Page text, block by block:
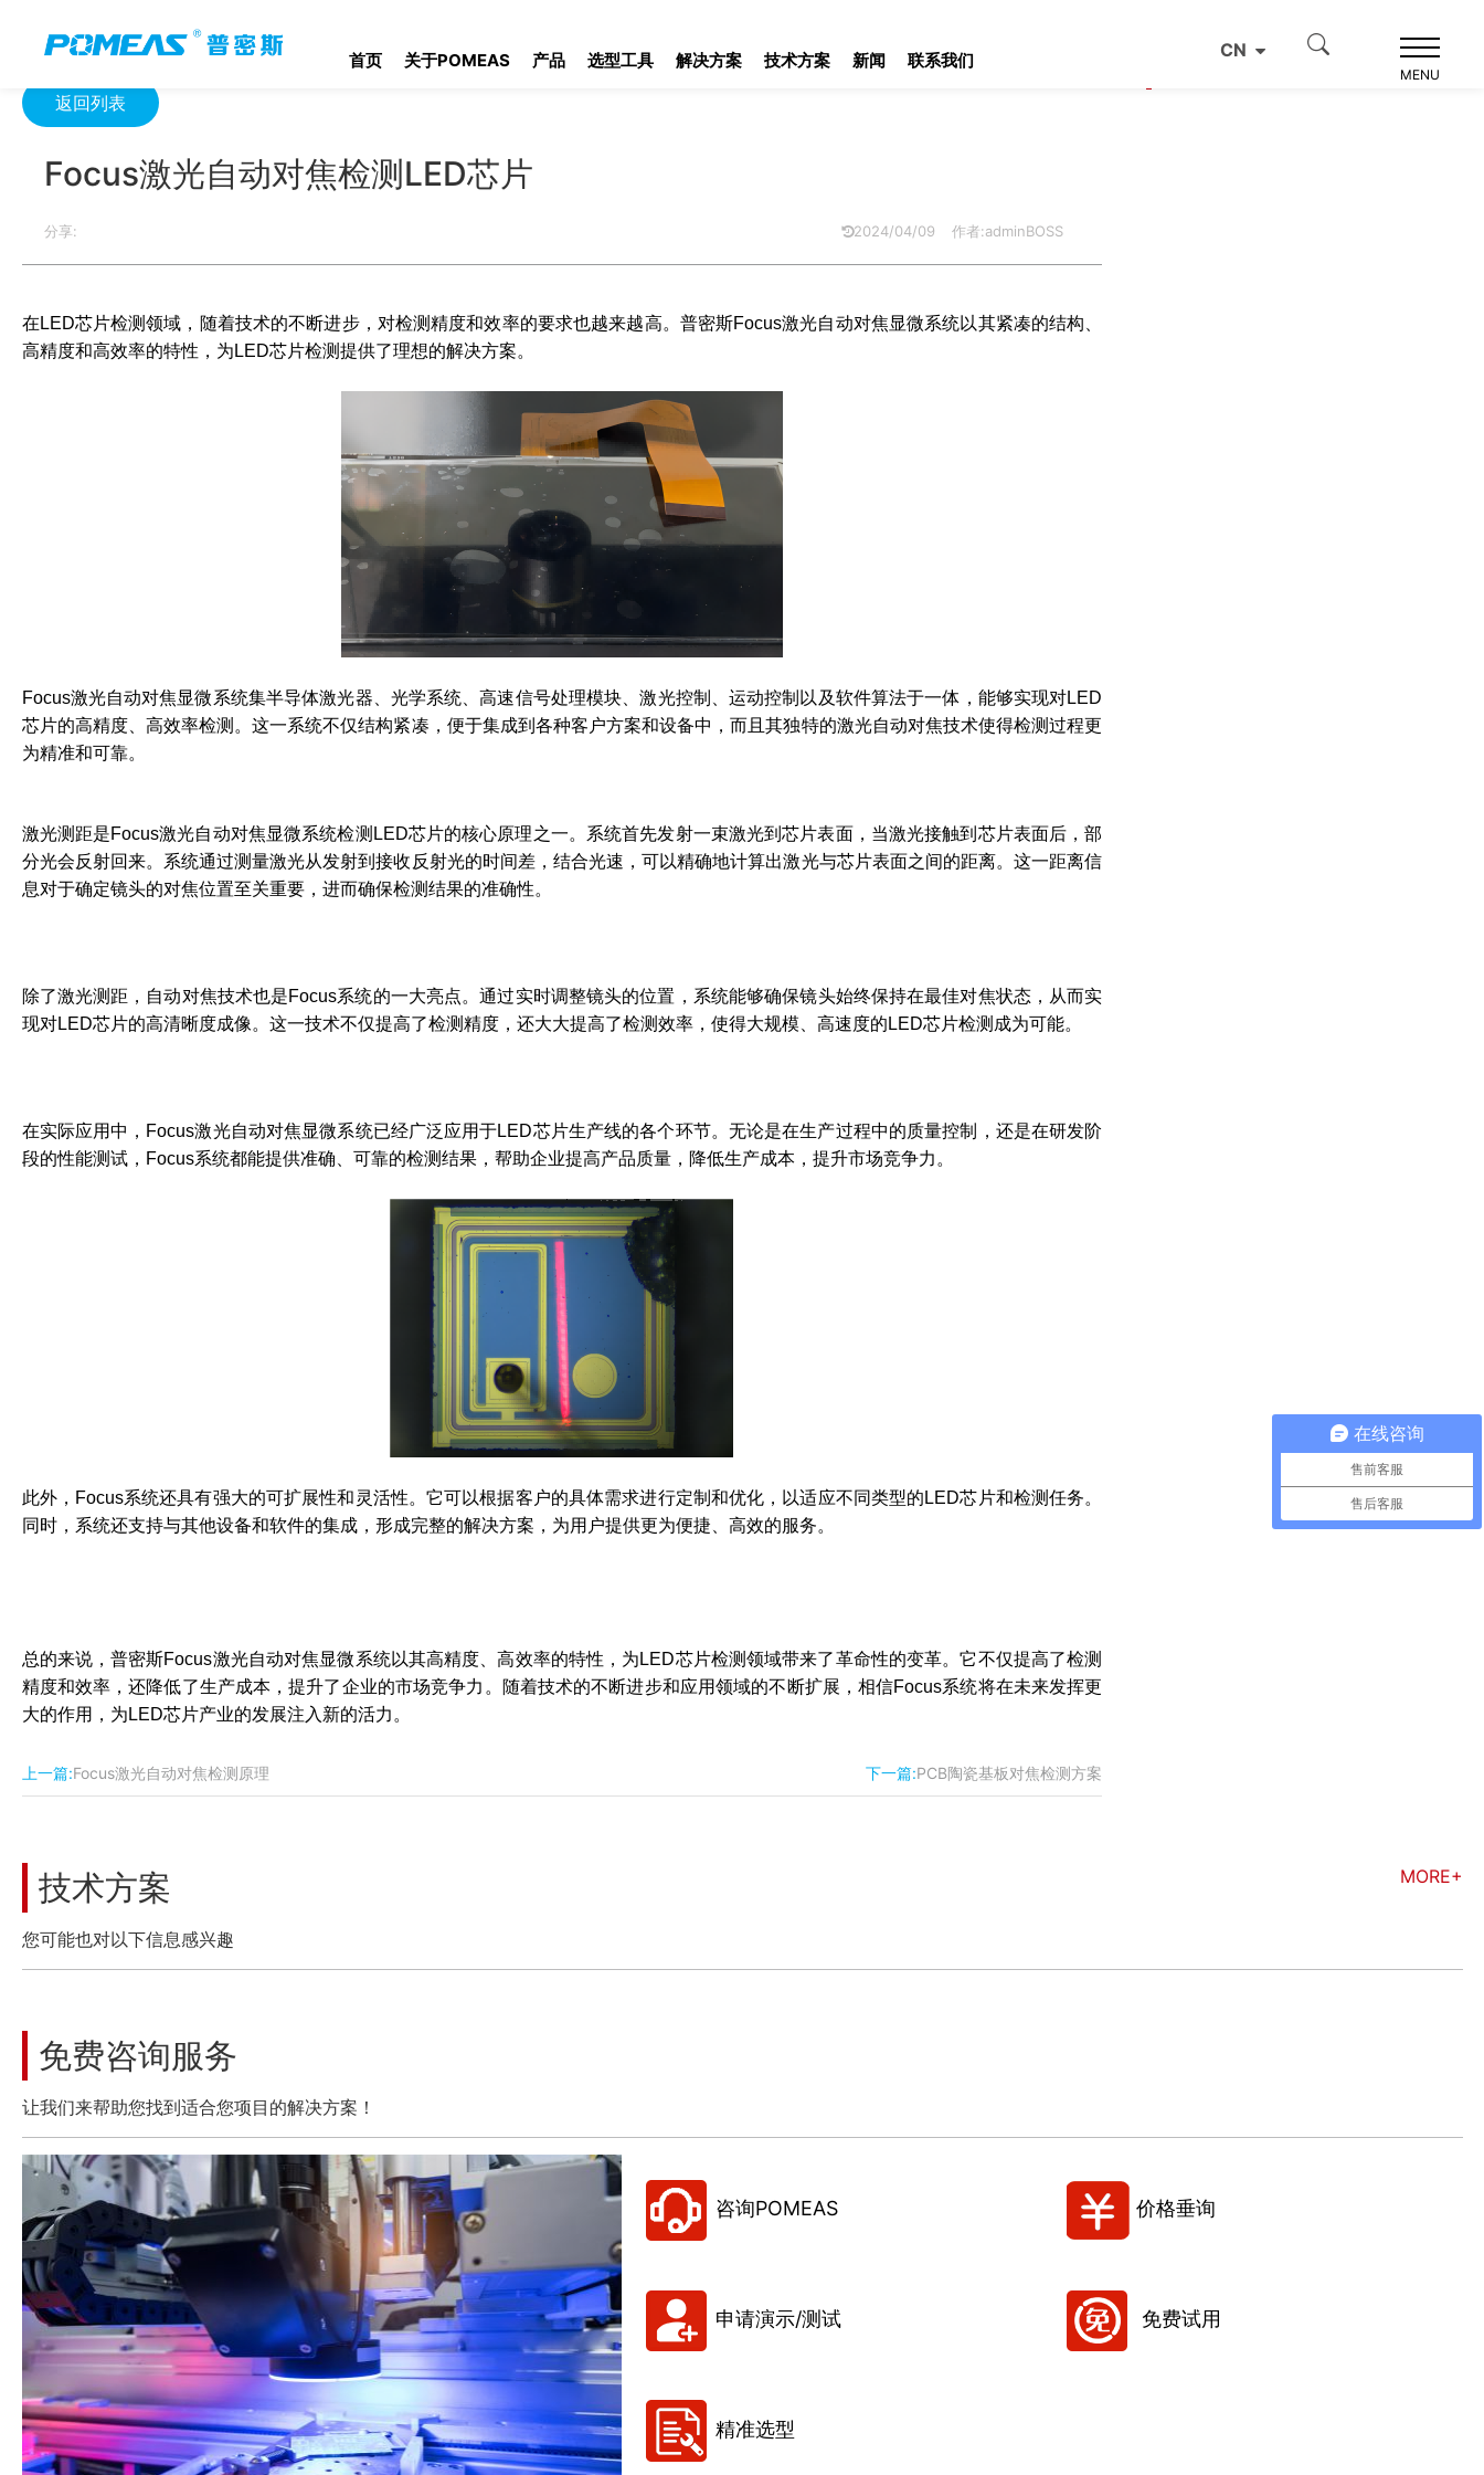
首页 关于POMEAS 产品 选型工具 解决方案 技术方案 新闻 联系我们 CN
MENU
返回列表
Focus激光自动对焦检测LED芯片
分享: 2024/04/09 作者:adminBOSS
在LED芯片检测领域，随着技术的不断进步，对检测精度和效率的要求也越来越高。普密斯Focus激光自动对焦显微系统以其紧凑的结构、
高精度和高效率的特性，为LED芯片检测提供了理想的解决方案。
Focus激光自动对焦显微系统集半导体激光器、光学系统、高速信号处理模块、激光控制、运动控制以及软件算法于一体，能够实现对LED
芯片的高精度、高效率检测。这一系统不仅结构紧凑，便于集成到各种客户方案和设备中，而且其独特的激光自动对焦技术使得检测过程更
为精准和可靠。
激光测距是Focus激光自动对焦显微系统检测LED芯片的核心原理之一。系统首先发射一束激光到芯片表面，当激光接触到芯片表面后，部
分光会反射回来。系统通过测量激光从发射到接收反射光的时间差，结合光速，可以精确地计算出激光与芯片表面之间的距离。这一距离信
息对于确定镜头的对焦位置至关重要，进而确保检测结果的准确性。
除了激光测距，自动对焦技术也是Focus系统的一大亮点。通过实时调整镜头的位置，系统能够确保镜头始终保持在最佳对焦状态，从而实
现对LED芯片的高清晰度成像。这一技术不仅提高了检测精度，还大大提高了检测效率，使得大规模、高速度的LED芯片检测成为可能。
在实际应用中，Focus激光自动对焦显微系统已经广泛应用于LED芯片生产线的各个环节。无论是在生产过程中的质量控制，还是在研发阶
段的性能测试，Focus系统都能提供准确、可靠的检测结果，帮助企业提高产品质量，降低生产成本，提升市场竞争力。
此外，Focus系统还具有强大的可扩展性和灵活性。它可以根据客户的具体需求进行定制和优化，以适应不同类型的LED芯片和检测任务。
同时，系统还支持与其他设备和软件的集成，形成完整的解决方案，为用户提供更为便捷、高效的服务。
总的来说，普密斯Focus激光自动对焦显微系统以其高精度、高效率的特性，为LED芯片检测领域带来了革命性的变革。它不仅提高了检测
精度和效率，还降低了生产成本，提升了企业的市场竞争力。随着技术的不断进步和应用领域的不断扩展，相信Focus系统将在未来发挥更
大的作用，为LED芯片产业的发展注入新的活力。
上一篇:Focus激光自动对焦检测原理 下一篇:PCB陶瓷基板对焦检测方案
技术方案 MORE+
您可能也对以下信息感兴趣
免费咨询服务
让我们来帮助您找到适合您项目的解决方案！
咨询POMEAS 价格垂询
申请演示/测试 免费试用
精准选型
在线咨询
售前客服
售后客服